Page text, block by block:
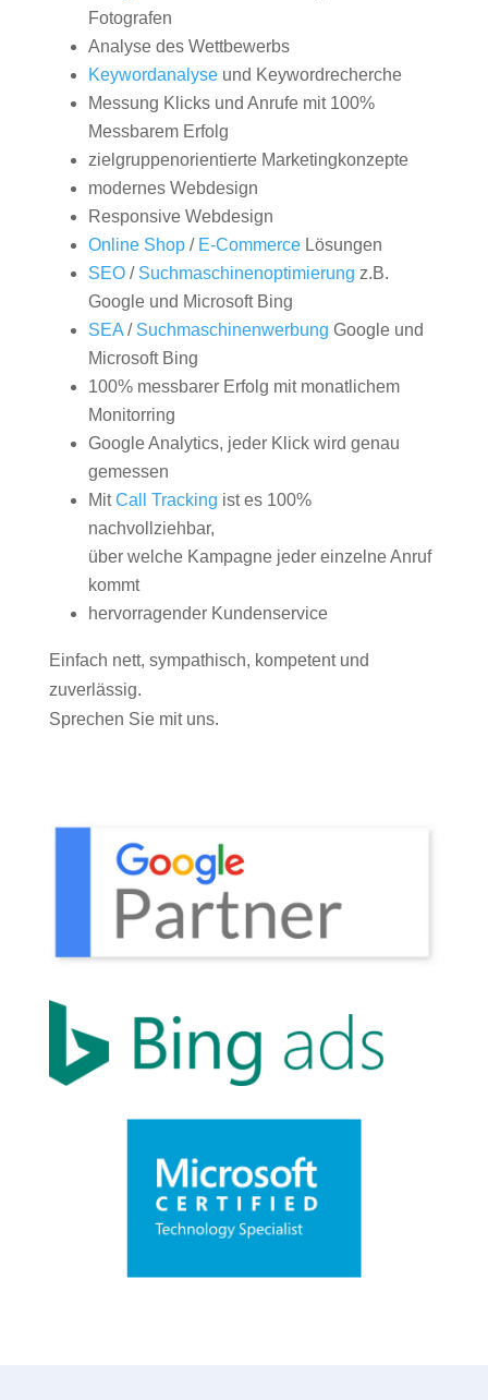
Fotografen
Analyse des Wettbewerbs
Keywordanalyseund Keywordrecherche
Messung Klicks und Anrufe mit 100%
Messbarem Erfolg
zielgruppenorientierte Marketingkonzepte
modernes Webdesign
Responsive Webdesign
Online Shop/ E-CommerceLösungen
SEO/ Suchmaschinenoptimierung z.B.
Google und Microsoft Bing
SEA/ Suchmaschinenwerbung Google und
Microsoft Bing
100% messbarer Erfolg mit monatlichem
Monitorring
Google Analytics, jeder Klick wird genau
gemessen
MitCall Tracking ist es 100%
nachvollziehbar,
über welche Kampagne jeder einzelne Anruf
kommt
hervorragender Kundenservice
Einfach nett, sympathisch, kompetent und
zuverlässig.
Sprechen Sie mit uns.